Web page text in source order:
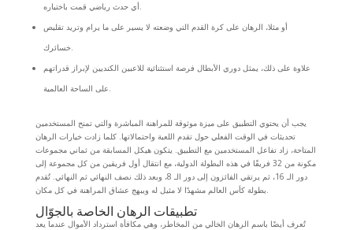
أي حدث رياضي قمت باختياره.
أو مثلا، الرهان على كرة القدم التي وضعته لا يسير على ما يرام وتريد تقليص
خسائرك.
علاوة على ذلك، يمثل دوري الأبطال فرصة استثنائية للاعبين الكنديين لإبراز قدراتهم
على الساحة العالمية.
يجب أن يحتوي التطبيق على ميزة موثوقة للمراهنة المباشرة والتي تمنح المستخدمين
تحديثات في الوقت الفعلي حول تقدم اللعبة واحتمالاتها. كلما زادت خيارات الرهان
المتاحة، زاد تفاعل المستخدمين مع التطبيق. يتكون هيكل المسابقة من ثماني مجموعات
مكونة من 32 فريقًا في هذه البطولة الدولية، مع انتقال أول فريقين من كل مجموعة إلى
دور الـ 16، ثم يرتقي الفائزون إلى دور الـ 8، وبعد ذلك نصف النهائي ثم النهائي. تُقدم
بطولة كأس العالم مشهدًا لا مثيل له ويبهج عشاق المراهنة في كل مكان.
تطبيقات الرهان الخاصة بالجوّال
تُعرف أيضًا باسم الرهان الخالي من المخاطر، وهي مكافأة استرداد الأموال عندما يعد